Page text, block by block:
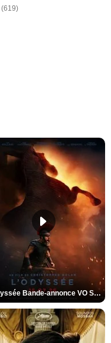
(619)
L'Odyssée Bande-annonce VO STFR